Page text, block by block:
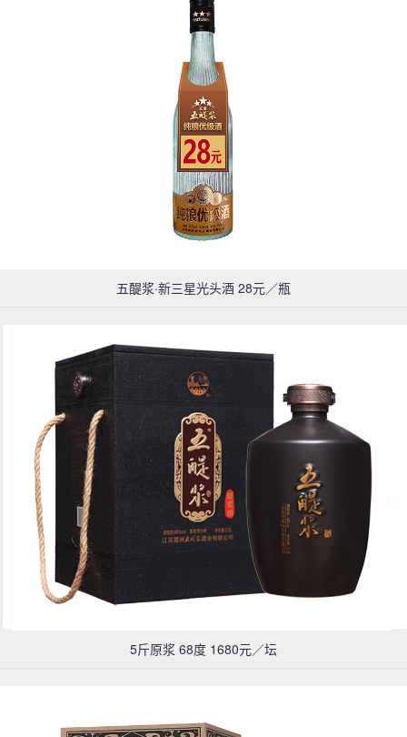
五醍浆·新三星光头酒 28元／瓶
5斤原浆 68度 1680元／坛